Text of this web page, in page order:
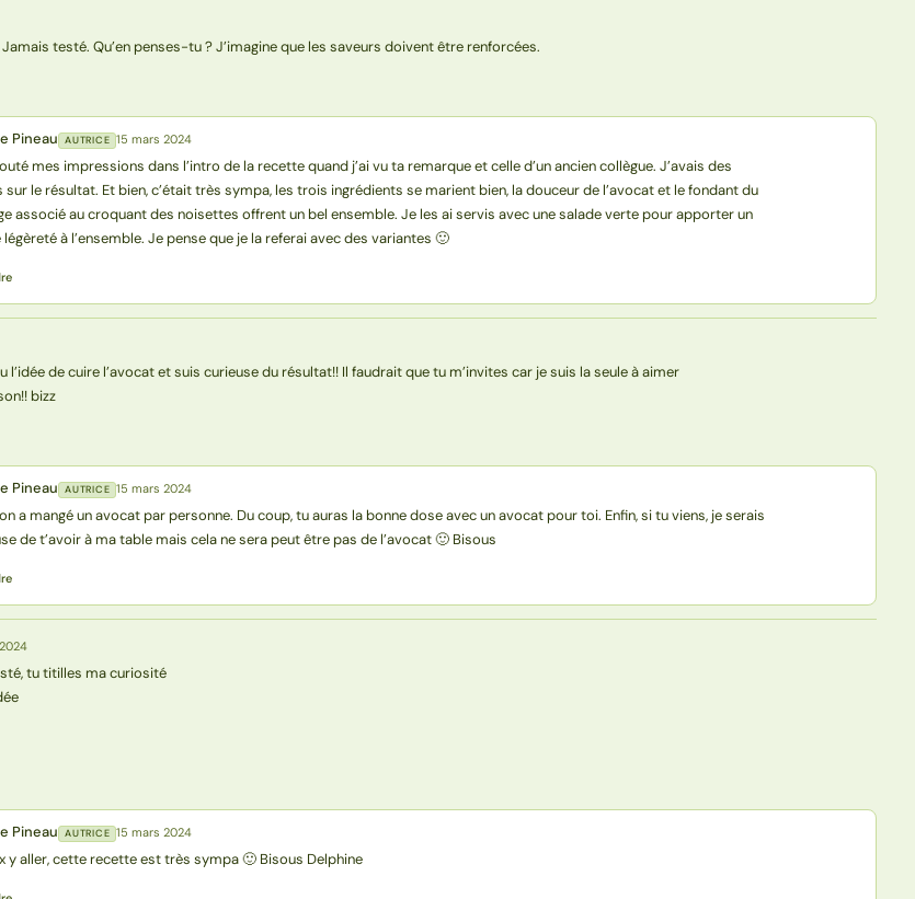
testé. Qu’en penses-tu ? J’imagine que les saveurs doivent être renforcées.
Pineau AUTRICE 15 mars 2024
mes impressions dans l’intro de la recette quand j’ai vu ta remarque et celle d’un ancien collègue. J’avais des
sur le résultat. Et bien, c’était très sympa, les trois ingrédients se marient bien, la douceur de l’avocat et le fondant du
associé au croquant des noisettes offrent un bel ensemble. Je les ai servis avec une salade verte pour apporter un
légèreté à l’ensemble. Je pense que je la referai avec des variantes 🙂
l’idée de cuire l’avocat et suis curieuse du résultat!! Il faudrait que tu m’invites car je suis la seule à aimer
bizz
Pineau AUTRICE 15 mars 2024
a mangé un avocat par personne. Du coup, tu auras la bonne dose avec un avocat pour toi. Enfin, si tu viens, je serais
de t’avoir à ma table mais cela ne sera peut être pas de l’avocat 🙂 Bisous
tu titilles ma curiosité
Pineau AUTRICE 15 mars 2024
y aller, cette recette est très sympa 🙂 Bisous Delphine